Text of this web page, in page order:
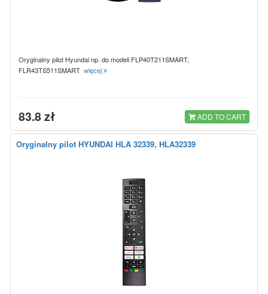
Oryginalny pilot Hyundai np. do modeli FLP40T211SMART,
FLR43TS511SMART więcej
83.8 zł ADD TO CART
Oryginalny pilot HYUNDAI HLA 32339, HLA32339